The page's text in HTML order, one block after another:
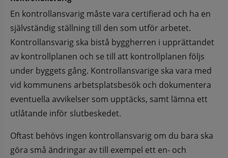
En kontrollansvarig måste vara certifierad och ha en
självständig ställning till den som utför arbetet.
Kontrollansvarig ska bistå byggherren i upprättandet
av kontrollplanen och se till att kontrollplanen följs
under byggets gång. Kontrollansvarige ska vara med
vid kommunens arbetsplatsbesök och dokumentera
eventuella avvikelser som upptäcks, samt lämna ett
utlåtande inför slutbeskedet.
Oftast behövs ingen kontrollansvarig om du bara ska
göra små ändringar av till exempel ett en- och